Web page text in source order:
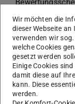
Laborprotokolle
Einführung von
Zu Beginn des
ausgearbeitete
wurden im
fachbereichsweit
ausgearbeitet,
Wir möchten die
dieser Webseite an
verwenden wir
welche Cookies
gesetzt werden
Einige Cookies
damit diese auf
kann. Diese
werden.